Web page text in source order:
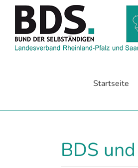
Zum
springen
Startseite
BDS